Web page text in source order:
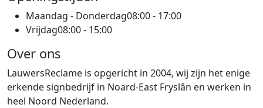
Maandag - Donderdag08:00 - 17:00
Vrijdag08:00 - 15:00
Over ons
LauwersReclame is opgericht in 2004, wij zijn het enige
erkende signbedrijf in Noard-East Fryslân en werken in
heel Noord Nederland.